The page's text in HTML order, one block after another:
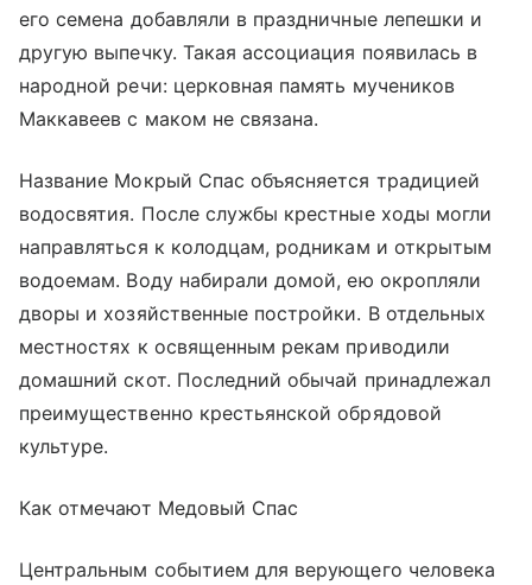
его семена добавляли в праздничные лепешки и
другую выпечку. Такая ассоциация появилась в
народной речи: церковная память мучеников
Маккавеев с маком не связана.
Название Мокрый Спас объясняется традицией
водосвятия. После службы крестные ходы могли
направляться к колодцам, родникам и открытым
водоемам. Воду набирали домой, ею окропляли
дворы и хозяйственные постройки. В отдельных
местностях к освященным рекам приводили
домашний скот. Последний обычай принадлежал
преимущественно крестьянской обрядовой
культуре.
Как отмечают Медовый Спас
Центральным событием для верующего человека